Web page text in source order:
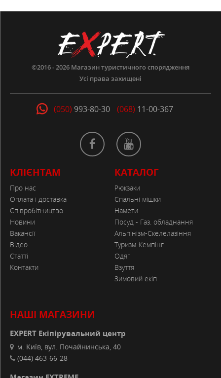
©2016 - 2026 Магазин туристичного спорядження
Усі права захищені
(050) 993-80-30 (068) 11-00-367
КЛІЄНТАМ
Про нас
Оплата і доставка
Співробітництво
Новини
Вакансії
Відео
Статті
Контакти
КАТАЛОГ
Рюкзаки
Спальні мішки
Намети
Посуд - Газ. обладнання
Альпінізм-Скелелазіння
Туризм-Кемпінг
Одяг
Взуття
Зимовий екіп
НАШІ МАГАЗИНИ
EXPERT Екіпірувальний центр
м. Київ, вул. Почайнинська, 40
(044) 463-66-28